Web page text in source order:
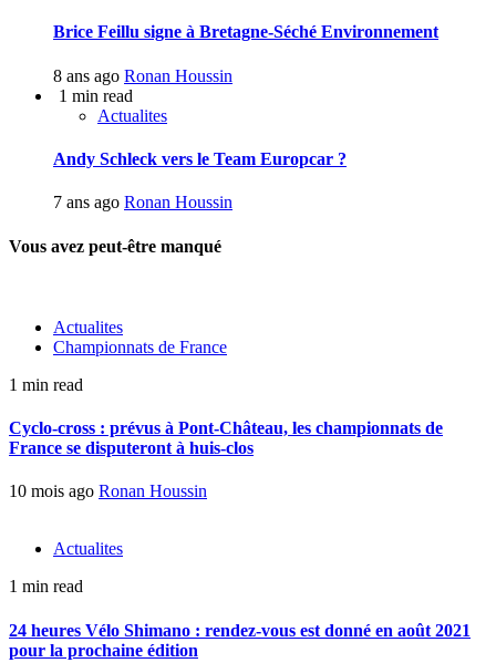
Brice Feillu signe à Bretagne-Séché Environnement
8 ans ago Ronan Houssin
1 min read
Actualites
Andy Schleck vers le Team Europcar ?
7 ans ago Ronan Houssin
Vous avez peut-être manqué
Actualites
Championnats de France
1 min read
Cyclo-cross : prévus à Pont-Château, les championnats de
France se disputeront à huis-clos
10 mois ago Ronan Houssin
Actualites
1 min read
24 heures Vélo Shimano : rendez-vous est donné en août 2021
pour la prochaine édition